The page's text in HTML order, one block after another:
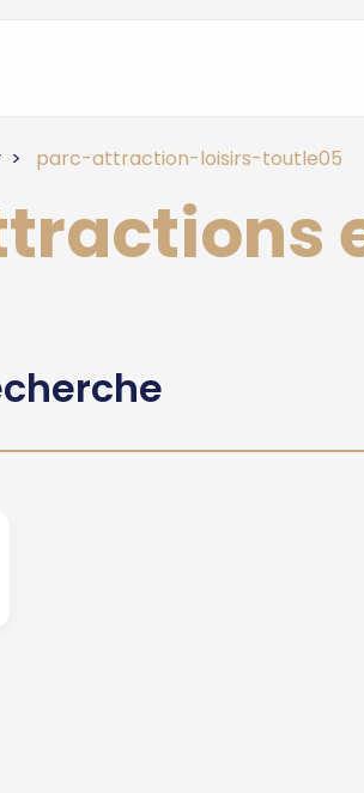
parc-attraction-loisirs-toutle05